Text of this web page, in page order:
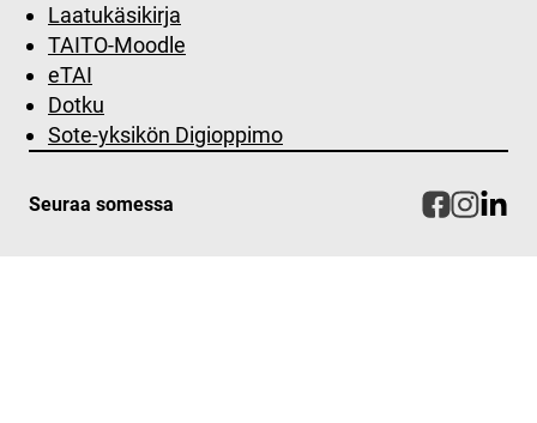
Laatukäsikirja
TAITO-Moodle
eTAI
Dotku
Sote-yksikön Digioppimo
Seuraa somessa